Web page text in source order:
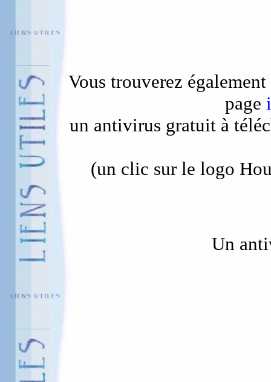
Vous trouverez
page
un antivirus gratuit à
(un clic sur le logo
Un